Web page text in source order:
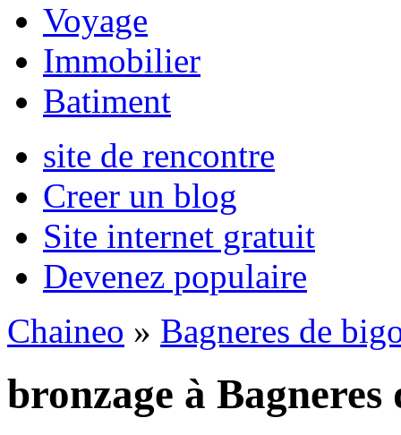
Voyage
Immobilier
Batiment
site de rencontre
Creer un blog
Site internet gratuit
Devenez populaire
Chaineo » Bagneres de
bronzage à